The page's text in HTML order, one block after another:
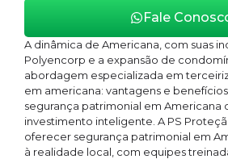
Fale
A dinâmica de Americana, com suas
Polyencorp e a expansão de
abordagem especializada em
em americana: vantagens e
segurança patrimonial em Americana
investimento inteligente. A PS
oferecer segurança patrimonial em
à realidade local, com equipes